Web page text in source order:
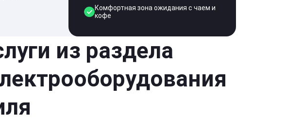
Комфортная зона ожидания с чаем и
кофе
из раздела